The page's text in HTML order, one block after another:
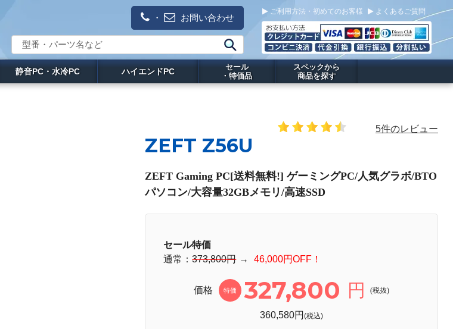
・ お問い合わせ
ご利用方法・初めてのお客様 よくあるご質問
静音PC・水冷PC ハイエンドPC
セール
・特価品
スペックから
商品を探す
ZEFT Z56U
5件のレビュー
ZEFT Gaming PC[送料無料!] ゲーミングPC/人気グラボ/BTO
パソコン/大容量32GBメモリ/高速SSD
セール特価
通常：373,800円 → 46,000円OFF！
価格 特価 327,800 円 (税抜)
360,580円(税込)